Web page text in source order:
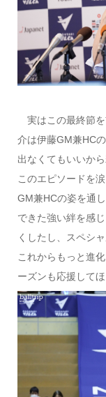
実はこの最終節を
介は伊藤GM兼HC
出なくてもいいか
このエピソードを
GM兼HCの姿を通
できた強い絆を感
くしたし、スペシ
これからもっと進
ーズンも応援して